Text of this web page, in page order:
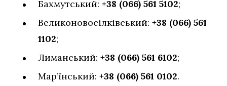
Бахмутський: +38 (066) 561 5102;
Великоновосілківський: +38 (066) 561
1102;
Лиманський: +38 (066) 561 6102;
Мар’їнський: +38 (066) 561 0102.